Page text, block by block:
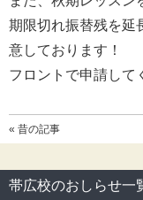
期限切れ振替残を延
意しております！
フロントで申請して
« 昔の記事
帯広校のおしらせ一